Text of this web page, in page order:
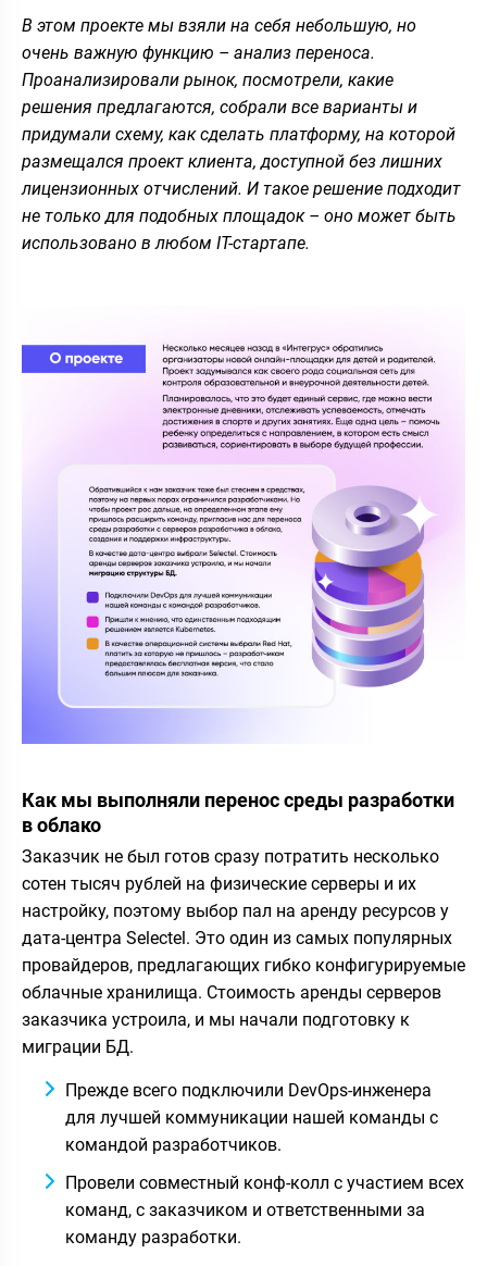
В этом проекте мы взяли на себя небольшую, но
очень важную функцию – анализ переноса.
Проанализировали рынок, посмотрели, какие
решения предлагаются, собрали все варианты и
придумали схему, как сделать платформу, на которой
размещался проект клиента, доступной без лишних
лицензионных отчислений. И такое решение подходит
не только для подобных площадок – оно может быть
использовано в любом IT-стартапе.
Как мы выполняли перенос среды разработки
в облако
Заказчик не был готов сразу потратить несколько
сотен тысяч рублей на физические серверы и их
настройку, поэтому выбор пал на аренду ресурсов у
дата-центра Selectel. Это один из самых популярных
провайдеров, предлагающих гибко конфигурируемые
облачные хранилища. Стоимость аренды серверов
заказчика устроила, и мы начали подготовку к
миграции БД.
Прежде всего подключили DevOps-инженера
для лучшей коммуникации нашей команды с
командой разработчиков.
Провели совместный конф-колл с участием всех
команд, с заказчиком и ответственными за
команду разработки.